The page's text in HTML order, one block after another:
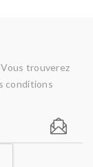
trouverez
conditions